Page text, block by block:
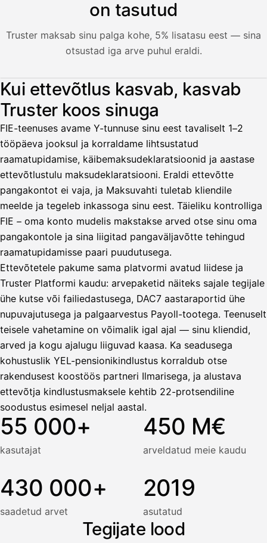
on tasutud
Truster maksab sinu palga kohe, 5% lisatasu eest — sina
otsustad iga arve puhul eraldi.
Illustratsioon: kasutaja võtab välja palga arvest, mida
Palkka
Lasku · Acme Oy
Odottaa maksua
Nosta palkkaa
Bruttopalkka
Palvelumaksu
Ennakonpidätys
HetiPalkka 5 %
Tilillesi
HetiPalkka
Ennen laskun maksua Kun
Vahvista
Palkka maksussa
Kui ettevõtlus kasvab, kasvab
Truster koos sinuga
FIE-teenuses avame Y-tunnuse sinu eest tavaliselt 1–2
tööpäeva jooksul ja korraldame lihtsustatud
raamatupidamise, käibemaksudeklaratsioonid ja aastase
ettevõtlustulu maksudeklaratsiooni. Eraldi ettevõtte
pangakontot ei vaja, ja Maksuvahti tuletab kliendile
meelde ja tegeleb inkassoga sinu eest. Täieliku kontrolliga
FIE – oma konto mudelis makstakse arved otse sinu oma
pangakontole ja sina liigitad pangaväljavõtte tehingud
raamatupidamisse paari puudutusega.
Ettevõtetele pakume sama platvormi avatud liidese ja
Truster Platformi kaudu: arvepaketid näiteks sajale tegijale
ühe kutse või failiedastusega, DAC7 aastaraportid ühe
nupuvajutusega ja palgaarvestus Payoll-tootega. Teenuselt
teisele vahetamine on võimalik igal ajal — sinu kliendid,
arved ja kogu ajalugu liiguvad kaasa. Ka seadusega
kohustuslik YEL-pensionikindlustus korraldub otse
rakendusest koostöös partneri Ilmarisega, ja alustava
ettevõtja kindlustusmaksele kehtib 22-protsendiline
soodustus esimesel neljal aastal.
55 000+
kasutajat
450 M€
arveldatud meie kaudu
430 000+
saadetud arvet
2019
asutatud
Tegijate lood